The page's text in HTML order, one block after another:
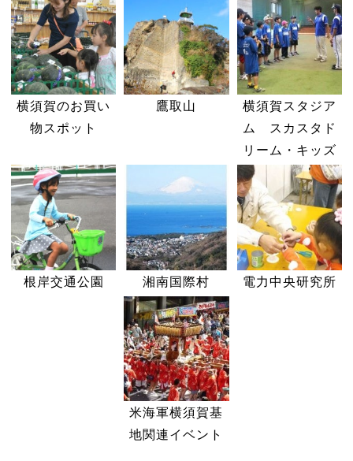
横須賀のお買い
物スポット
鷹取山
横須賀スタジア
ム スカスタド
リーム・キッズ
根岸交通公園 湘南国際村 電力中央研究所
米海軍横須賀基
地関連イベント